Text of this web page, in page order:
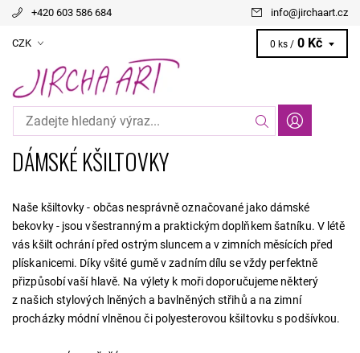
+420 603 586 684 info@jirchaart.cz
CZK 0 ks / 0 Kč
DÁMSKÉ KŠILTOVKY
Naše kšiltovky - občas nesprávně označované jako dámské
bekovky - jsou všestranným a praktickým doplňkem šatníku. V létě
vás kšilt ochrání před ostrým sluncem a v zimních měsících před
plískanicemi. Díky všité gumě v zadním dílu se vždy perfektně
přizpůsobí vaší hlavě. Na výlety k moři doporučujeme některý
z našich stylových lněných a bavlněných střihů a na zimní
procházky módní vlněnou či polyesterovou kšiltovku s podšívkou.